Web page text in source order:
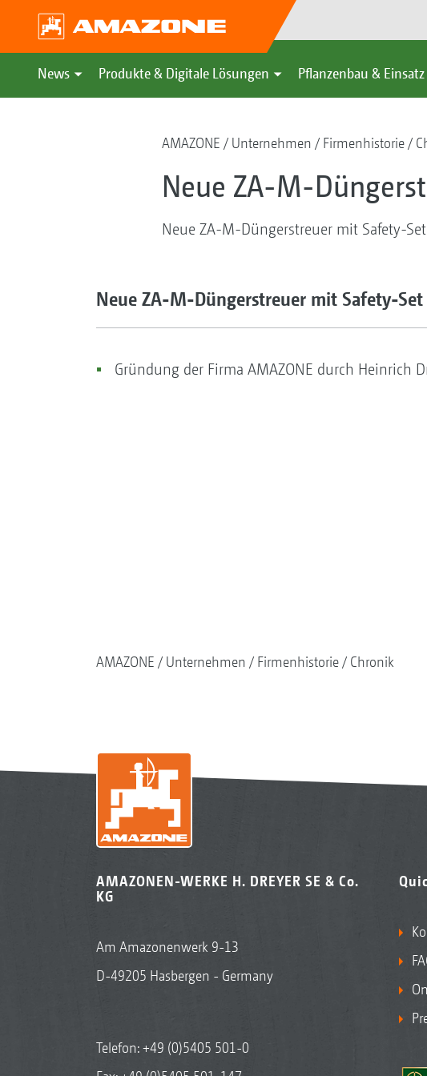
News Produkte & Digitale Lösungen Pflanzenbau & Einsatz
AMAZONE Unternehmen Firmenhistorie
Neue ZA-M-
Neue ZA-M-Düngerstreuer mit Safety-Set
Neue ZA-M-Düngerstreuer mit Safety-Set
Gründung der Firma AMAZONE durch Heinrich
AMAZONE Unternehmen Firmenhistorie Chronik
AMAZONEN-WERKE H. DREYER SE & Co.
KG
Am Amazonenwerk 9-13
D-49205 Hasbergen - Germany
Telefon:+49 (0)5405 501-0